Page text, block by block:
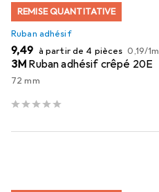
REMISE QUANTITATIVE
Ruban adhésif
EUR
9,49 à partir de 4 pièces EUR
0,19/1m
3M Ruban adhésif crêpé 20E
72 mm